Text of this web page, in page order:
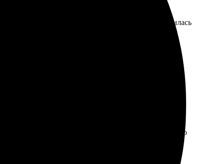
заняло всего несколько минут. Картинка получилась
облегчить грамотные консультанты. Все
неделе. Качество печати просто
высшем уровне, все четко, без задержек. Рекомендую